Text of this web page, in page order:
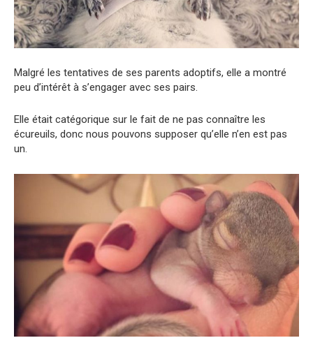
Malgré les tentatives de ses parents adoptifs, elle a montré
peu d’intérêt à s’engager avec ses pairs.
Elle était catégorique sur le fait de ne pas connaître les
écureuils, donc nous pouvons supposer qu’elle n’en est pas
un.